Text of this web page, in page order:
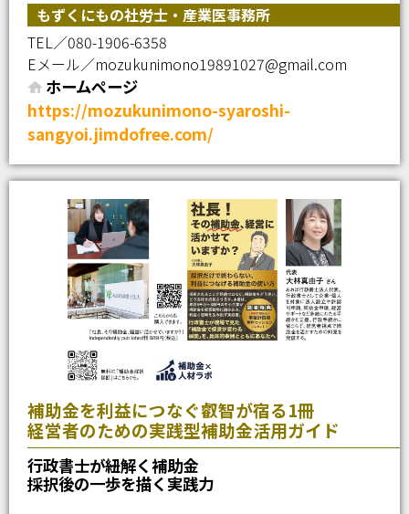
もずくにもの社労士・産業医事務所
TEL／080-1906-6358
Eメール／mozukunimono19891027@gmail.com
ホームページ
https://mozukunimono-syaroshi-
sangyoi.jimdofree.com/
補助金を利益につなぐ叡智が宿る1冊
経営者のための実践型補助金活用ガイド
行政書士が紐解く補助金
採択後の一歩を描く実践力